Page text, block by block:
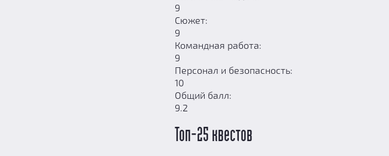
9
Сюжет:
9
Командная работа:
9
Персонал и безопасность:
10
Общий балл:
9.2
Топ-25 квестов